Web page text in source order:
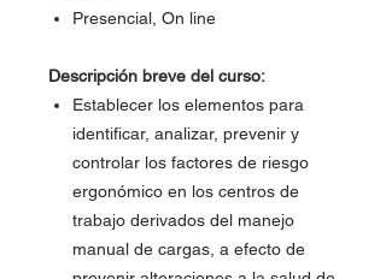
Presencial, On line
Descripción breve del curso:
Establecer los elementos para
identificar, analizar, prevenir y
controlar los factores de riesgo
ergonómico en los centros de
trabajo derivados del manejo
manual de cargas, a efecto de